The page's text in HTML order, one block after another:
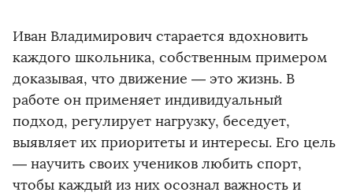
Иван Владимирович старается вдохновить
каждого школьника, собственным примером
доказывая, что движение — это жизнь. В
работе он применяет индивидуальный
подход, регулирует нагрузку, беседует,
выявляет их приоритеты и интересы. Его цель
— научить своих учеников любить спорт,
чтобы каждый из них осознал важность и